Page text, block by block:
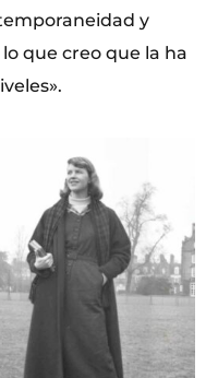
y
que creo que la ha